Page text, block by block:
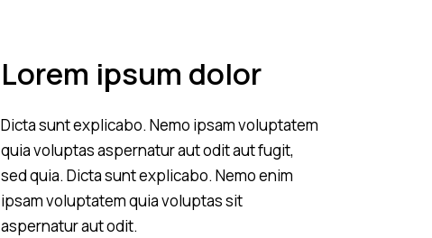
Lorem ipsum dolor
Dicta sunt explicabo. Nemo ipsam voluptatem
quia voluptas aspernatur aut odit aut fugit,
sed quia. Dicta sunt explicabo. Nemo enim
ipsam voluptatem quia voluptas sit
aspernatur aut odit.